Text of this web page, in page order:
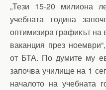
„Тези 15-20 милиона
учебната година
оптимизира графикът на
ваканция през
от БТА. По думите му
започва училище на 1
началото на учебната